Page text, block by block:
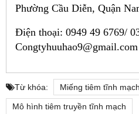
Phường Cầu Diễn, Quận
Điện thoại: 0949 49 6769/
Congtyhuuhao9@gmail.com
Từ khóa: Miếng tiêm tĩnh mạch
Mô hình tiêm truyền tĩnh mạch